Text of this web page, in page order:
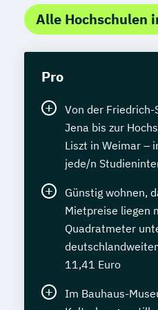
Alle Hochschulen
Pro
Von der
Jena bis zur
Liszt in Weimar –
jede/n
Günstig wohnen,
Mietpreise liegen
Quadratmeter
11,41 Euro
Im Bauhaus-